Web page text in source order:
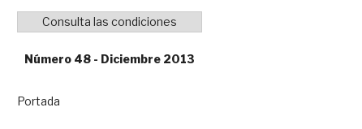
Consulta las condiciones
Número 48 - Diciembre 2013
Portada